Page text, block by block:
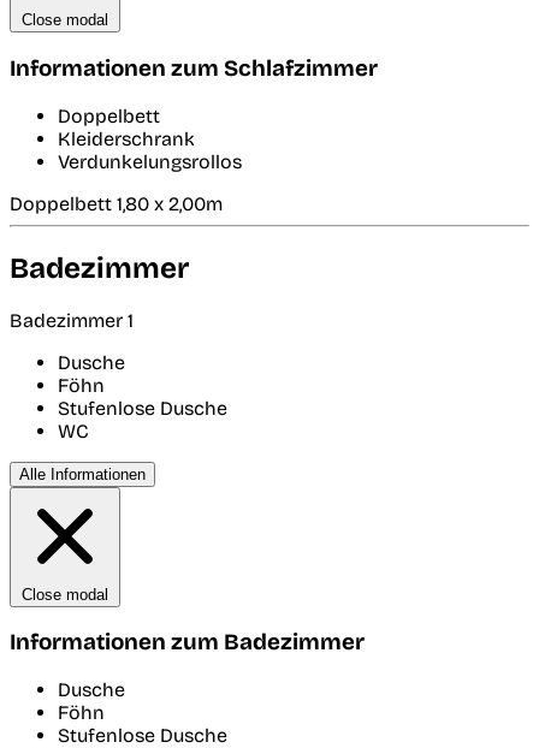
Close modal
Informationen zum Schlafzimmer
Doppelbett
Kleiderschrank
Verdunkelungsrollos
Doppelbett 1,80 x 2,00m
Badezimmer
Badezimmer 1
Dusche
Föhn
Stufenlose Dusche
WC
Alle Informationen
Close modal
Informationen zum Badezimmer
Dusche
Föhn
Stufenlose Dusche